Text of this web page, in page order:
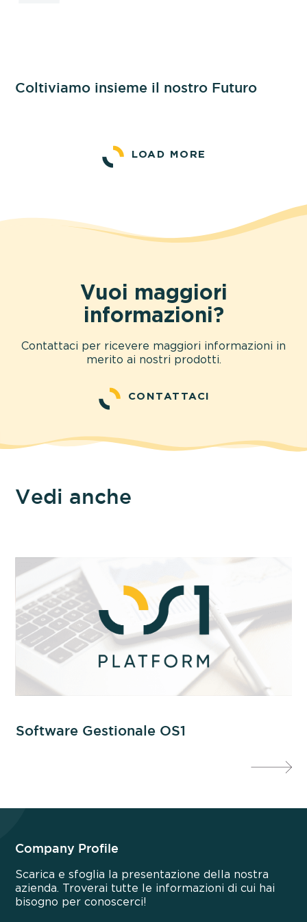
Coltiviamo insieme il nostro Futuro
LOAD MORE
Vuoi maggiori
informazioni?
Contattaci per ricevere maggiori informazioni in
merito ai nostri prodotti.
CONTATTACI
Vedi anche
Software Gestionale OS1
Company Profile
Scarica e sfoglia la presentazione della nostra
azienda. Troverai tutte le informazioni di cui hai
bisogno per conoscerci!